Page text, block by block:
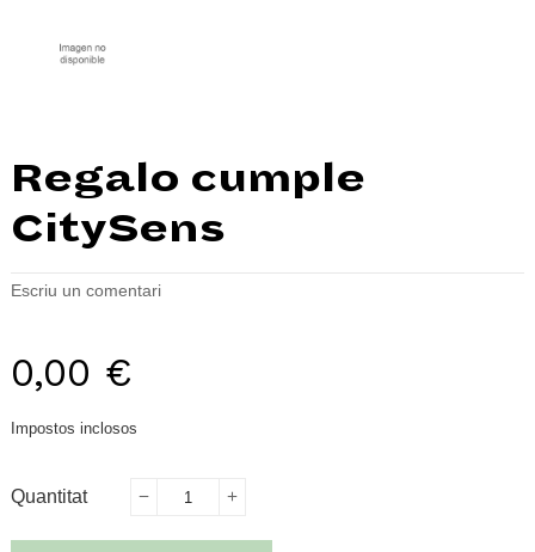
Regalo cumple
CitySens
Escriu un comentari
0,00 €
Impostos inclosos
Quantitat